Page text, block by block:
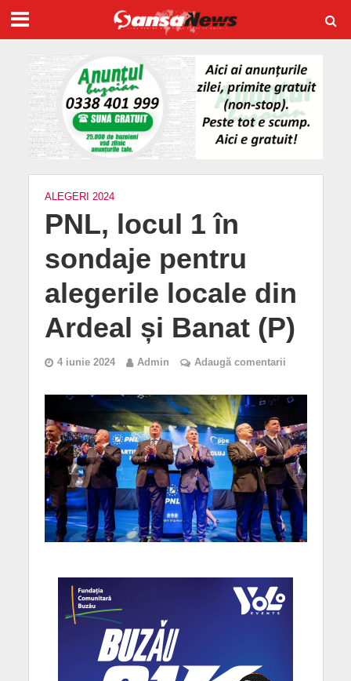
ALEGERI 2024
PNL, locul 1 în
sondaje pentru
alegerile locale din
Ardeal și Banat (P)
4 iunie 2024 Admin Adaugă comentarii